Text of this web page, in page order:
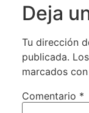
Deja
Tu dirección
publicada.
marcados con
Comentario *